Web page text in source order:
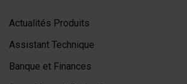
Actualités Produits
Assistant Technique
Banque et Finances